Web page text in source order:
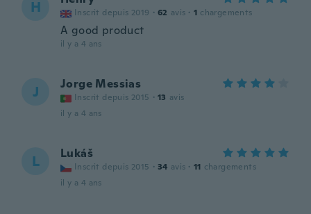
H Inscrit depuis 2019 · 62 avis · 1 chargements
A good product
il y a 4 ans
J Jorge Messias
Inscrit depuis 2015 · 13 avis
il y a 4 ans
L Lukáš
Inscrit depuis 2015 · 34 avis · 11 chargements
il y a 4 ans